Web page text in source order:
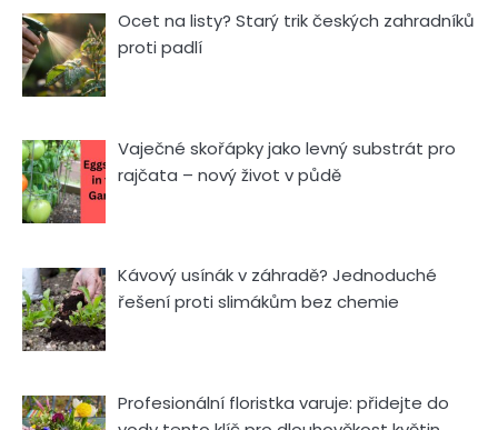
Ocet na listy? Starý trik českých zahradníků
proti padlí
Vaječné skořápky jako levný substrát pro
rajčata – nový život v půdě
Kávový usínák v záhradě? Jednoduché
řešení proti slimákům bez chemie
Profesionální floristka varuje: přidejte do